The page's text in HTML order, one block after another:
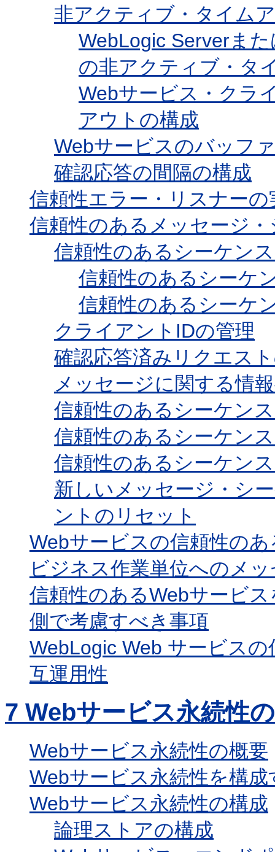
非アクティブ・タイム
WebLogic Serverま
の非アクティブ・タ
Webサービス・クラ
アウトの構成
Webサービスのバッフ
確認応答の間隔の構成
信頼性エラー・リスナーの
信頼性のあるメッセージ
信頼性のあるシーケン
信頼性のあるシーケ
信頼性のあるシーケ
クライアントIDの管理
確認応答済みリクエス
メッセージに関する情
信頼性のあるシーケン
信頼性のあるシーケン
信頼性のあるシーケン
新しいメッセージ・シ
ントのリセット
Webサービスの信頼性の
ビジネス作業単位へのメ
信頼性のあるWebサービ
側で考慮すべき事項
WebLogic Web サービス
互運用性
7 Webサービス永続性
Webサービス永続性の概要
Webサービス永続性を構成
Webサービス永続性の構成
論理ストアの構成